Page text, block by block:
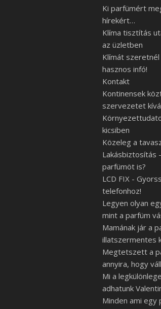
Ki parfümért
hírekért…
Klíma tisztítás
az üzletben
Klímát
hasznos infó!
Kontakt
Kontinensek
szervezetet
kicsiben
Közeleg a
Lakásbiztosítás
parfümöt is?
LCD FIX -
telefonhoz!
Legyen olyan
mint a parfüm
Mamának jár a
illatszermentes
Megtetszett a
annyira, hogy
Mi a
adhatunk
Minden ami egy